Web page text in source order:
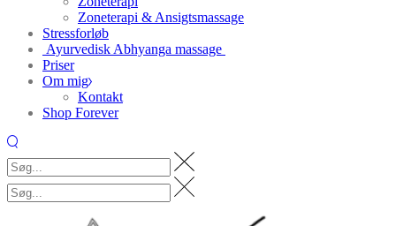
Zoneterapi & Ansigtsmassage
Stressforløb
Ayurvedisk Abhyanga massage
Priser
Om mig
Kontakt
Shop Forever